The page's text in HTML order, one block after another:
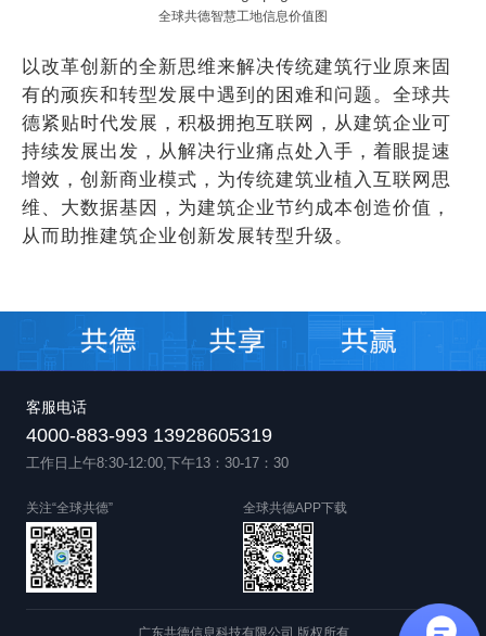
全球共德智慧工地信息价值图
以改革创新的全新思维来解决传统建筑行业原来固
有的顽疾和转型发展中遇到的困难和问题。全球共
德紧贴时代发展，积极拥抱互联网，从建筑企业可
持续发展出发，从解决行业痛点处入手，着眼提速
增效，创新商业模式，为传统建筑业植入互联网思
维、大数据基因，为建筑企业节约成本创造价值，
从而助推建筑企业创新发展转型升级。
客服电话
4000-883-993 13928605319
工作日上午8:30-12:00,下午13：30-17：30
关注“全球共德” 全球共德APP下载
广东共德信息科技有限公司 版权所有